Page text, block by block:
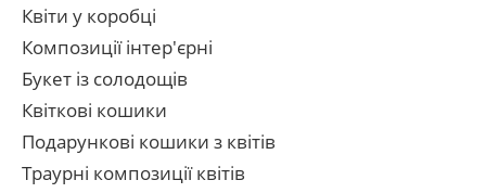
Квіти у коробці
Композиції інтер'єрні
Букет із солодощів
Квіткові кошики
Подарункові кошики з квітів
Траурні композиції квітів